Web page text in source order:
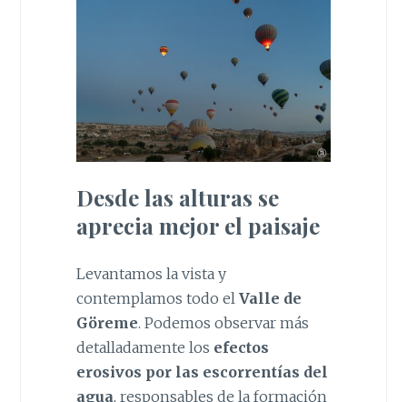
Desde las alturas se
aprecia mejor el paisaje
Levantamos la vista y
contemplamos todo el Valle de
Göreme. Podemos observar más
detalladamente los efectos
erosivos por las escorrentías del
agua, responsables de la formación